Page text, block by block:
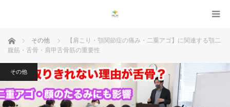
ホーム その他
【肩こり・顎関節症の痛み・二重アゴ】に関連する顎二
腹筋・舌骨・肩甲舌骨筋の重要性
その他